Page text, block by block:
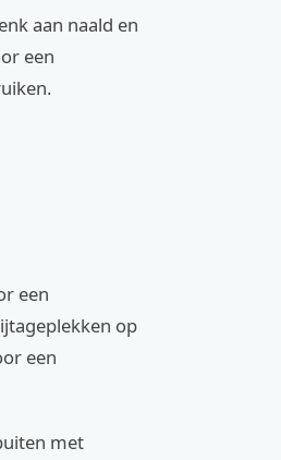
aan naald en
een
een
op
een
met